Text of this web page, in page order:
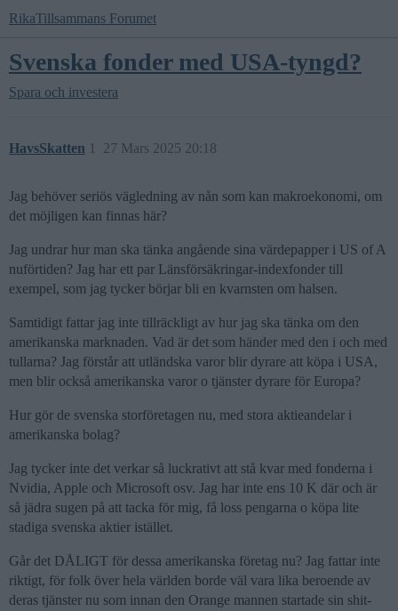
RikaTillsammans Forumet
Svenska fonder med USA-tyngd?
Spara och investera
HavsSkatten 27 Mars 2025 20:18
1
Jag behöver seriös vägledning av nån som kan makroekonomi, om
det möjligen kan finnas här?
Jag undrar hur man ska tänka angående sina värdepapper i US of A
nuförtiden? Jag har ett par Länsförsäkringar-indexfonder till
exempel, som jag tycker börjar bli en kvarnsten om halsen.
Samtidigt fattar jag inte tillräckligt av hur jag ska tänka om den
amerikanska marknaden. Vad är det som händer med den i och med
tullarna? Jag förstår att utländska varor blir dyrare att köpa i USA,
men blir också amerikanska varor o tjänster dyrare för Europa?
Hur gör de svenska storföretagen nu, med stora aktieandelar i
amerikanska bolag?
Jag tycker inte det verkar så luckrativt att stå kvar med fonderna i
Nvidia, Apple och Microsoft osv. Jag har inte ens 10 K där och är
så jädra sugen på att tacka för mig, få loss pengarna o köpa lite
stadiga svenska aktier istället.
Går det DÅLIGT för dessa amerikanska företag nu? Jag fattar inte
riktigt, för folk över hela världen borde väl vara lika beroende av
deras tjänster nu som innan den Orange mannen startade sin shit-